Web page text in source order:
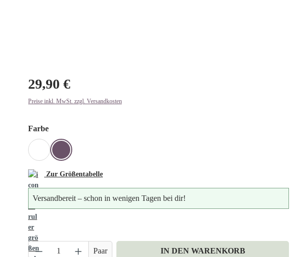
29,90 €
Preise inkl. MwSt. zzgl. Versandkosten
Farbeauswählen
CAMEL UNI
NAVY
Zur Größentabelle
Versandbereit – schon in wenigen Tagen bei dir!
Produkt Anzahl: Gib den gewünschten Wert ein oder
Paar IN DEN WARENKORB